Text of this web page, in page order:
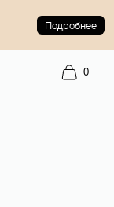
Подробнее
0